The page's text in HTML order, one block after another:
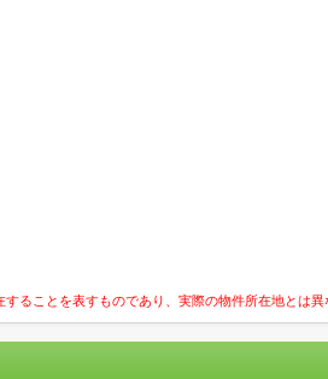
ることを表すものであり、実際の物件所在地とは異